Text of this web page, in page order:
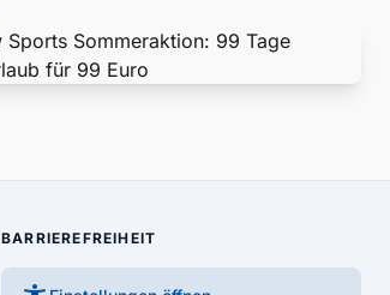
BARRIEREFREIHEIT